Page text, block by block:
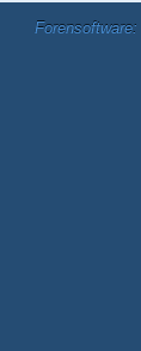
Forensoftware: